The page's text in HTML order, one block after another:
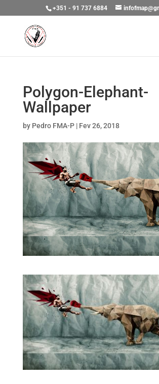
+351 - 91 737 6884
Polygon-Elephant-
Wallpaper
by Pedro FMA-P| Fev 26, 2018